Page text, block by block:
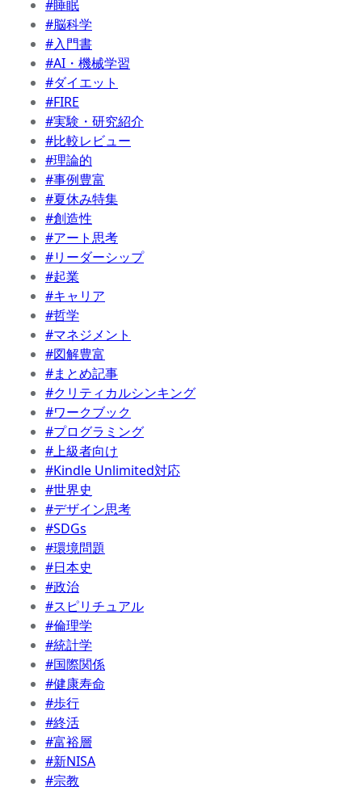
#睡眠
#脳科学
#入門書
#AI・機械学習
#ダイエット
#FIRE
#実験・研究紹介
#比較レビュー
#理論的
#事例豊富
#夏休み特集
#創造性
#アート思考
#リーダーシップ
#起業
#キャリア
#哲学
#マネジメント
#図解豊富
#まとめ記事
#クリティカルシンキング
#ワークブック
#プログラミング
#上級者向け
#Kindle Unlimited対応
#世界史
#デザイン思考
#SDGs
#環境問題
#日本史
#政治
#スピリチュアル
#倫理学
#統計学
#国際関係
#健康寿命
#歩行
#終活
#富裕層
#新NISA
#宗教